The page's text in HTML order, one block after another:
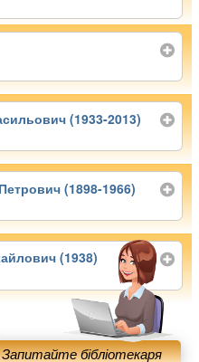
(1933-2013)
(1898-1966)
(1938)